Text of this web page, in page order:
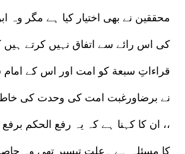
محققین نے بھی اختیار کیا ہے مگر وہ
کی اس رائے سے اتفاق نہیں کرتے ہیں
قراءاتِ سبعة کو امت اور اس کے
نے برضاورغبت امت کی وحدت کی
،، ان کا کہنا ہے کہ یہ رفع الحکم
کا مسئلہ ہے ۔علت تیسیر تھی وہ